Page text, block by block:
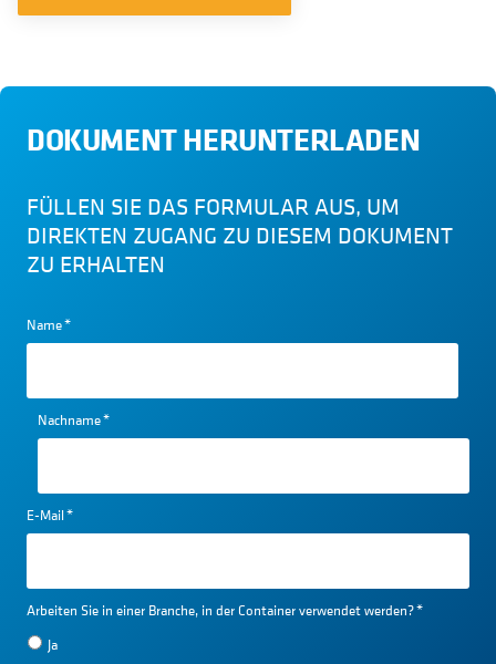
DOKUMENT HERUNTERLADEN
FÜLLEN SIE DAS FORMULAR AUS, UM
DIREKTEN ZUGANG ZU DIESEM DOKUMENT
ZU ERHALTEN
Name*
Nachname*
E-Mail*
Arbeiten Sie in einer Branche, in der Container verwendet werden?*
Ja